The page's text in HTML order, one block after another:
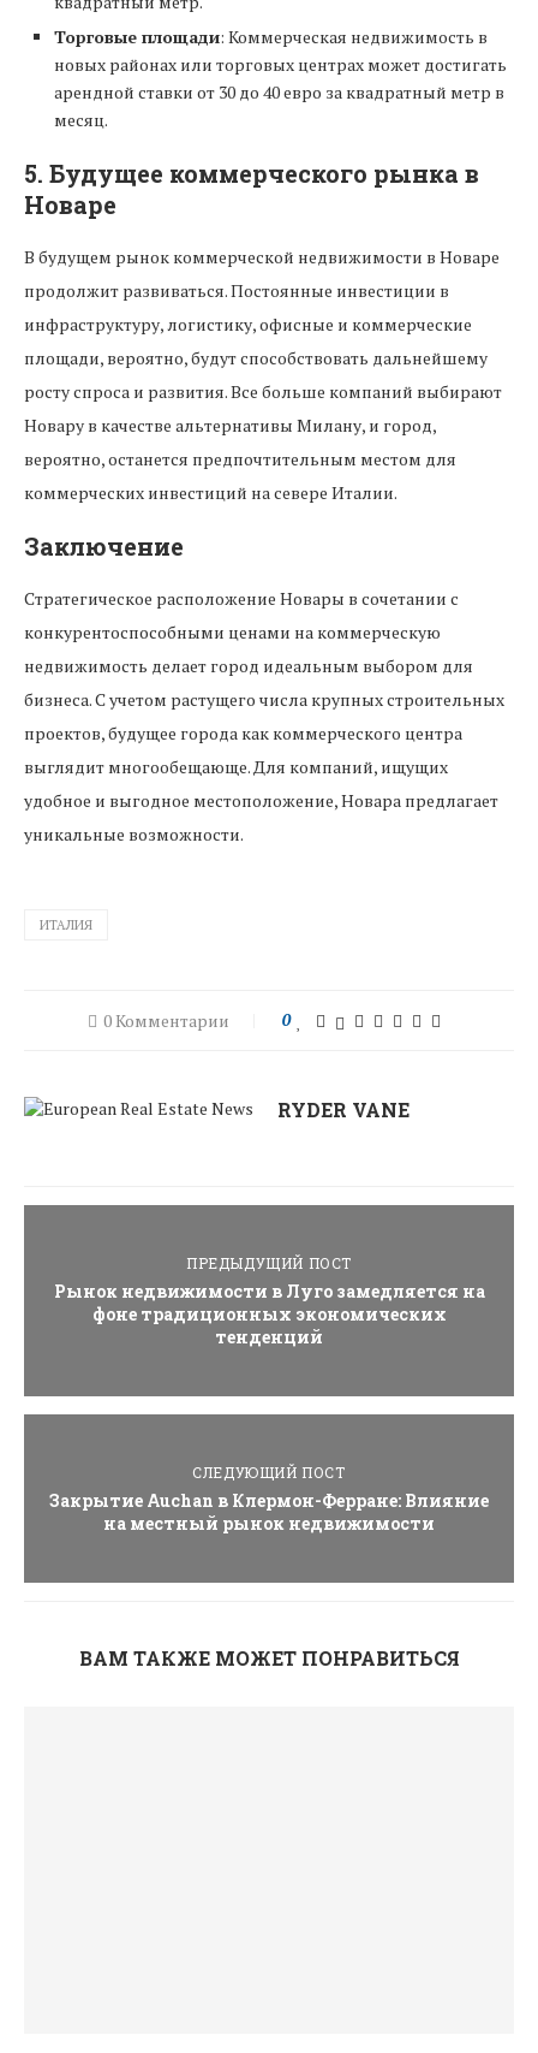
Торговые площади: Коммерческая недвижимость в
новых районах или торговых центрах может достигать
арендной ставки от 30 до 40 евро за квадратный метр в
месяц.
5. Будущее коммерческого рынка в
Новаре
В будущем рынок коммерческой недвижимости в Новаре
продолжит развиваться. Постоянные инвестиции в
инфраструктуру, логистику, офисные и коммерческие
площади, вероятно, будут способствовать дальнейшему
росту спроса и развития. Все больше компаний выбирают
Новару в качестве альтернативы Милану, и город,
вероятно, останется предпочтительным местом для
коммерческих инвестиций на севере Италии.
Заключение
Стратегическое расположение Новары в сочетании с
конкурентоспособными ценами на коммерческую
недвижимость делает город идеальным выбором для
бизнеса. С учетом растущего числа крупных строительных
проектов, будущее города как коммерческого центра
выглядит многообещающе. Для компаний, ищущих
удобное и выгодное местоположение, Новара предлагает
уникальные возможности.
ИТАЛИЯ
0 Комментарии 0
RYDER VANE
ПРЕДЫДУЩИЙ ПОСТ
Рынок недвижимости в Луго замедляется на
фоне традиционных экономических
тенденций
СЛЕДУЮЩИЙ ПОСТ
Закрытие Auchan в Клермон-Ферране: Влияние
на местный рынок недвижимости
ВАМ ТАКЖЕ МОЖЕТ ПОНРАВИТЬСЯ